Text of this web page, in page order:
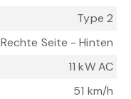
Type 2
Rechte Seite - Hinten
11 kW AC
51 km/h